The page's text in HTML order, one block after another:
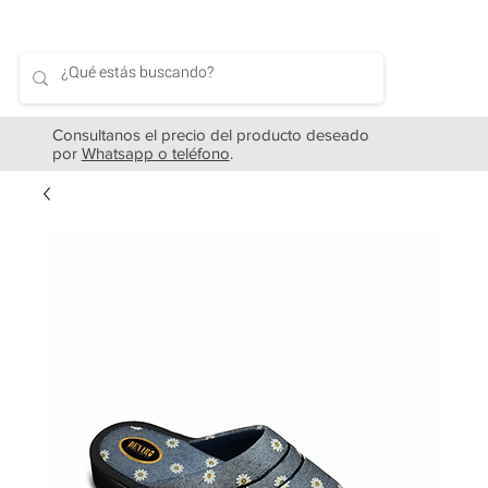
Consultanos el precio del producto deseado
por Whatsapp o teléfono.